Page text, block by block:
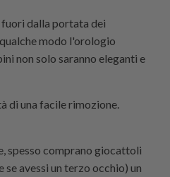
dalla portata dei
modo l'orologio
non solo saranno eleganti e
di una facile rimozione.
spesso comprano giocattoli
avessi un terzo occhio) un